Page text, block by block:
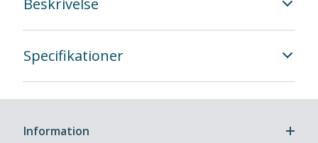
Specifikationer
Information